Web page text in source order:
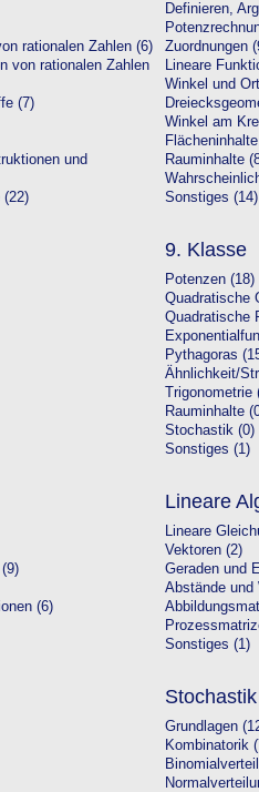
rationalen Zahlen (6)
von rationalen Zahlen
(7)
und
(22)
Definieren,
Zuordnungen
Lineare
Winkel und
Winkel am
Rauminhalte
Sonstiges (14)
9. Klasse
Potenzen (18)
Quadratische
Quadratische
Pythagoras
Ähnlichkeit/
Trigonometrie
Rauminhalte
Stochastik (0)
Sonstiges (1)
(6)
Lineare
Lineare
Vektoren (2)
Geraden und
Abstände und
Sonstiges (1)
Stochastik
Grundlagen
Kombinatorik